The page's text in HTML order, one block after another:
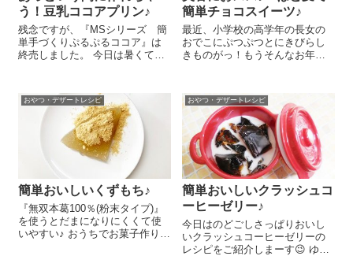
う！豆乳ココアプリン♪
残念ですが、『MSシリーズ 簡
単手づくりぷるぷるココア』は
終売しました。 今日は暑くて何
ー、なーんて時におすすめの簡
単豆乳ココアプリンのレシピを
ご紹介しまーす😉 簡...
簡単チョコスイーツ♪
最近、小学校の高学年の長女の
おでこにぷつぷつとにきびらし
きものがっ！もうそんなお年頃
べるものが大事だなぁ、と思
い、油っこいものを控えたり、
ビタミンをとったり、お肌にい
いものを食べるように...
おやつ・デザートレシピ
簡単おいしいくずもち♪
『無双本葛100％(粉末タイプ)』
を使うとだまになりにくくて使
いやすい♪ おうちでお菓子作りさ
おやつ・デザートレシピ
簡単おいしいクラッシュコ
ーヒーゼリー♪
今日はのどごしさっぱりおいし
いクラッシュコーヒーゼリーの
レシピをご紹介しまーす😉 ゆる